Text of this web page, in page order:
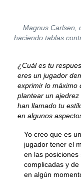
Magnus Carlsen,
haciendo tablas
¿Cuál es tu
eres un jugador
exprimir lo máximo
plantear un
han llamado tu
en algunos
Yo creo que es
jugador tener el
en las
complicadas y
en algún